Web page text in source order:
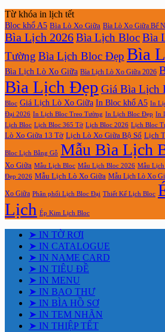
Từ khóa in lịch tết
Bloc khổ A5 Bìa Lò Xo Giữa Bìa Lò Xo Giữa Bế
Bìa Lịch 2026Bìa Lịch BlocBìa
Tường Bìa Lịch Bloc Đẹp Bìa
Bìa Lịch Lò Xo Giữa Bìa Lịch Lò Xo Giữa 2026
Bìa Lịch Đẹp Giá Bìa Lịch
Bloc Giá Lịch Lò Xo Giữa In Bloc khổ A5 In
Đại 2026 In Lịch Bloc Treo Tường In Lịch Bloc Đẹp In
Lịch Bloc Lịch Bloc 365 Tờ Lịch Bloc 2026 Lịch Bloc
Lò Xo Giữa 13 Tờ Lịch Lò Xo Giữa Bộ Số Lịch
Bloc Lịch Bằng Gỗ Mẫu Bìa Lịch
Xo Giữa Mẫu Lịch Bloc Mẫu Lịch Bloc 2026 Mẫu
Đẹp 2026 Mẫu Lịch Lò Xo Giữa Mẫu Lịch Lò Xo
Xo Giữa Phân phối Lịch Bloc Đại Thiết Kế Lịch Bloc
Lịch Ép Kim Lịch Bloc
➤ IN TỜ RƠI
➤ IN CATALOGUE
➤ IN NAME CARD
➤ IN TIÊU ĐỀ
➤ IN MENU
➤ IN BAO THƯ
➤ IN BÌA HỒ SƠ
➤ IN TEM NHÃN
➤ IN THIỆP TẾT